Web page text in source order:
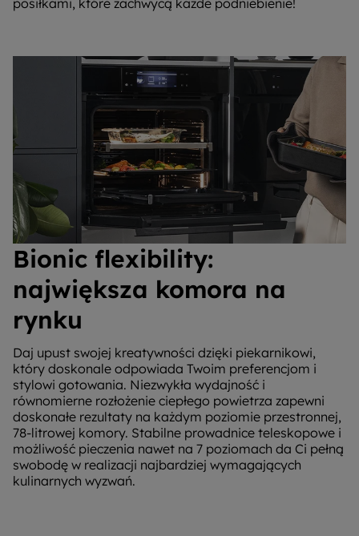
posiłkami, które zachwycą każde podniebienie!
Bionic flexibility:
największa komora na
rynku
Daj upust swojej kreatywności dzięki piekarnikowi,
który doskonale odpowiada Twoim preferencjom i
stylowi gotowania. Niezwykła wydajność i
równomierne rozłożenie ciepłego powietrza zapewni
doskonałe rezultaty na każdym poziomie przestronnej,
78-litrowej komory. Stabilne prowadnice teleskopowe i
możliwość pieczenia nawet na 7 poziomach da Ci pełną
swobodę w realizacji najbardziej wymagających
kulinarnych wyzwań.